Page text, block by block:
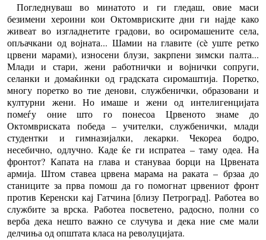
Погледнуваш во минатото и ги гледаш, овие маси
безимени хероини кои Октомвриските дни ги најде како
живеат во изгладнетите градови, во осиромашените села,
опљачкани од војната... Шамии на главите (сè уште ретко
црвени марами), износени блузи, закрпени зимски палта...
Млади и стари, жени работнички и војнички сопруги,
селанки и домаќинки од градската сиромаштија. Поретко,
многу поретко во тие денови, службенички, образовани и
културни жени. Но имаше и жени од интелигенцијата
помеѓу оние што го понесоа Црвеното знаме до
Октомвриската победа – учителки, службенички, млади
студентки и гимназијалки, лекарки. Чекореа бодро,
несебично, одлучно. Каде ќе ги испратеа – таму одеа. На
фронтот? Капата на глава и стануваа борци на Црвената
армија. Штом ставеа црвена марама на раката – брзаа до
станиците за прва помош да го помогнат црвениот фронт
против Керенски кај Гатчина [близу Петроград]. Работеа во
службите за врска. Работеа посветено, радосно, полни со
верба дека нешто важно се случува и дека ние сме мали
делчиња од општата класа на револуцијата.